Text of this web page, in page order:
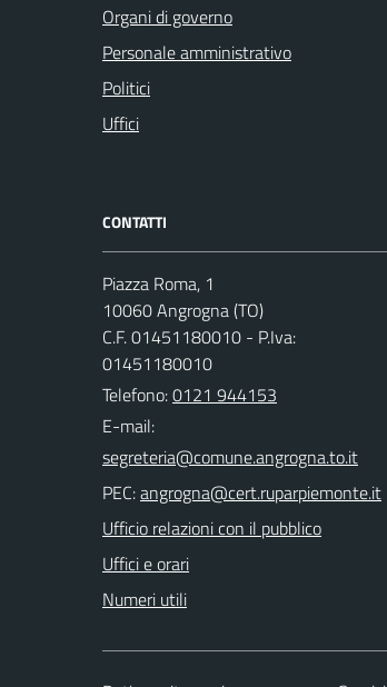
Organi di governo
Personale amministrativo
Politici
Uffici
CONTATTI
Piazza Roma, 1
10060 Angrogna (TO)
C.F. 01451180010 - P.Iva:
01451180010
Telefono:0121 944153
E-mail:
PEC:
Ufficio relazioni con il pubblico
Uffici e orari
Numeri utili